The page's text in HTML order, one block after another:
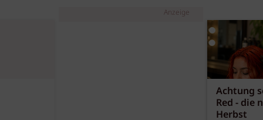
Anzeige
Achtung
Red - die
Herbst